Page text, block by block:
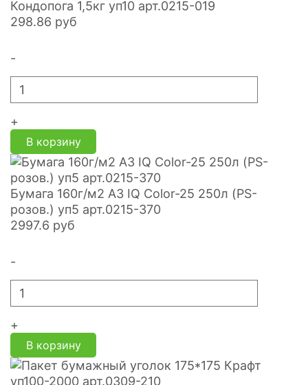
Кондопога 1,5кг уп10 арт.0215-019
298.86 руб
-
+
В корзину
Бумага 160г/м2 А3 IQ Color-25 250л (PS-
розов.) уп5 арт.0215-370
2997.6 руб
-
+
В корзину